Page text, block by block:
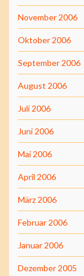
November 2006
Oktober 2006
September 2006
August 2006
Juli 2006
Juni 2006
Mai 2006
April 2006
März 2006
Februar 2006
Januar 2006
Dezember 2005